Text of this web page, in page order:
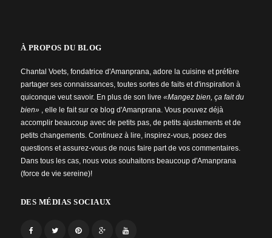
À PROPOS DU BLOG
Chantal Voets, fondatrice d'Amanprana, adore la cuisine et préfère
partager ses connaissances, toutes sortes de faits et d'inspiration à
quiconque veut savoir. En plus de son livre «Mangez bien, ça fait du
bien» , elle le fait sur ce blog d'Amanprana. Vous pouvez déjà
accomplir beaucoup avec de petits pas, de petits ajustements et de
petits changements. Continuez à lire, inspirez-vous, posez des
questions et assurez-vous de nous faire part de vos commentaires.
Dans tous les cas, nous vous souhaitons beaucoup d'Amanprana
(force de vie sereine)!
DES MÉDIAS SOCIAUX